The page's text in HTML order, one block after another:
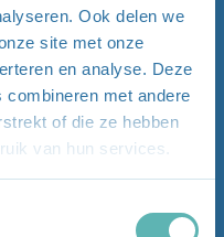
Ook delen we
site met onze
en analyse. Deze
combineren met andere
of die ze hebben
van hun services.